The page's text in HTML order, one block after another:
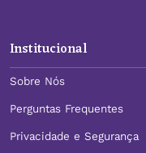
Institucional
Sobre Nós
Perguntas Frequentes
Privacidade e Segurança